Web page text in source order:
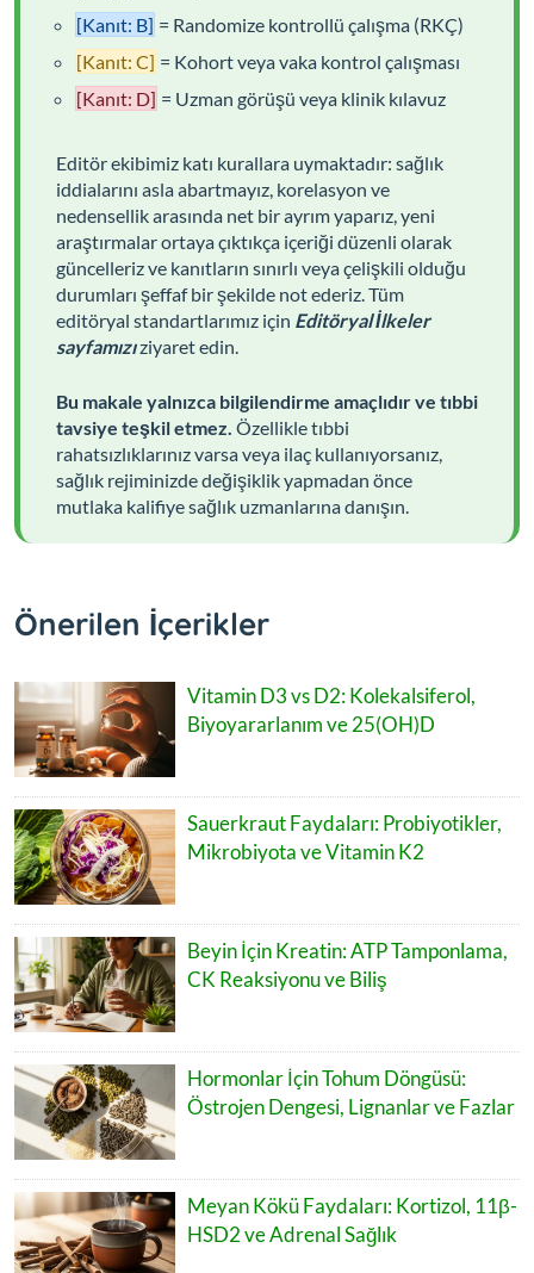
[Kanıt: B] = Randomize kontrollü çalışma (RKÇ)
[Kanıt: C] = Kohort veya vaka kontrol çalışması
[Kanıt: D] = Uzman görüşü veya klinik kılavuz
Editör ekibimiz katı kurallara uymaktadır: sağlık
iddialarını asla abartmayız, korelasyon ve
nedensellik arasında net bir ayrım yaparız, yeni
araştırmalar ortaya çıktıkça içeriği düzenli olarak
güncelleriz ve kanıtların sınırlı veya çelişkili olduğu
durumları şeffaf bir şekilde not ederiz. Tüm
editöryal standartlarımız için Editöryal İlkeler
sayfamızıziyaret edin.
Bu makale yalnızca bilgilendirme amaçlıdır ve tıbbi
tavsiye teşkil etmez. Özellikle tıbbi
rahatsızlıklarınız varsa veya ilaç kullanıyorsanız,
sağlık rejiminizde değişiklik yapmadan önce
mutlaka kalifiye sağlık uzmanlarına danışın.
Önerilen İçerikler
Vitamin D3 vs D2: Kolekalsiferol,
Biyoyararlanım ve 25(OH)D
Sauerkraut Faydaları: Probiyotikler,
Mikrobiyota ve Vitamin K2
Beyin İçin Kreatin: ATP Tamponlama,
CK Reaksiyonu ve Biliş
Hormonlar İçin Tohum Döngüsü:
Östrojen Dengesi, Lignanlar ve Fazlar
Meyan Kökü Faydaları: Kortizol, 11β-
HSD2 ve Adrenal Sağlık